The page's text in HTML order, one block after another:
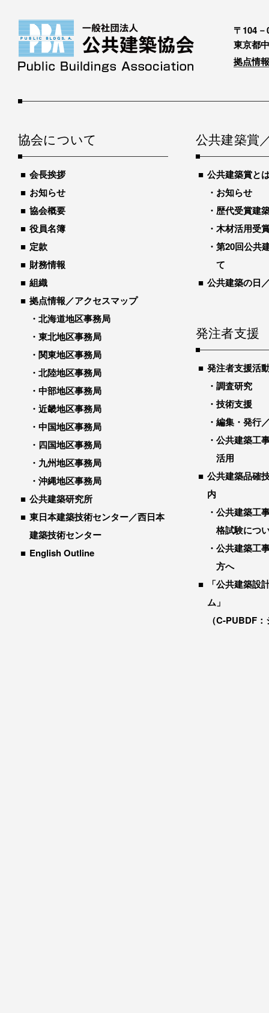
〒104－
東京都
拠点情
協会について
会長挨拶
お知らせ
協会概要
役員名簿
定款
財務情報
組織
拠点情報／アクセスマップ
北海道地区事務局
東北地区事務局
関東地区事務局
北陸地区事務局
中部地区事務局
近畿地区事務局
中国地区事務局
四国地区事務局
九州地区事務局
沖縄地区事務局
公共建築研究所
東日本建築技術センター／西日本
建築技術センター
English Outline
公共建築賞
公共建築賞と
お知らせ
歴代受賞建
木材活用受
第20回公共
て
公共建築の日
発注者支援
発注者支援活
調査研究
技術支援
編集・発行
公共建築工
活用
公共建築品確
内
公共建築工
格試験につ
公共建築工
方へ
「公共建築設
ム」
（C-PUBDF